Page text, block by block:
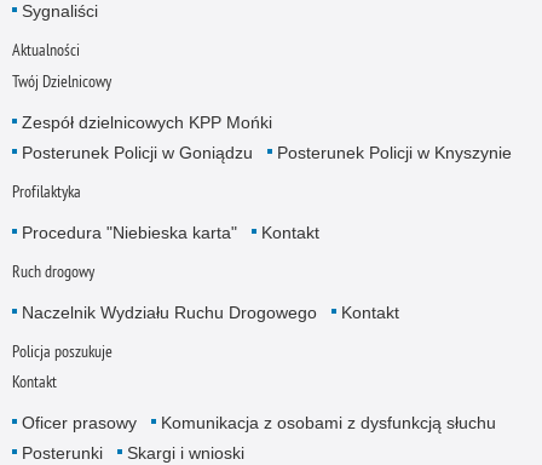
Sygnaliści
Aktualności
Twój Dzielnicowy
Zespół dzielnicowych KPP Mońki
Posterunek Policji w Goniądzu
Posterunek Policji w Knyszynie
Profilaktyka
Procedura "Niebieska karta" Kontakt
Ruch drogowy
Naczelnik Wydziału Ruchu Drogowego Kontakt
Policja poszukuje
Kontakt
Oficer prasowy
Komunikacja z osobami z dysfunkcją słuchu
Posterunki
Skargi i wnioski